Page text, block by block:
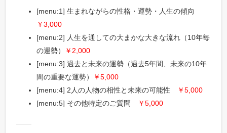
[menu:1] 生まれながらの性格・運勢・人生の傾向
￥3,000
[menu:2] 人生を通しての大まかな大きな流れ（10年毎
の運勢）
￥2,000
[menu:3] 過去と未来の運勢（過去5年間、未来の10年
間の重要な運勢）
￥5,000
[menu:4] 2人の人物の相性と未来の可能性
￥5,000
[menu:5] その他特定のご質問
￥5,000